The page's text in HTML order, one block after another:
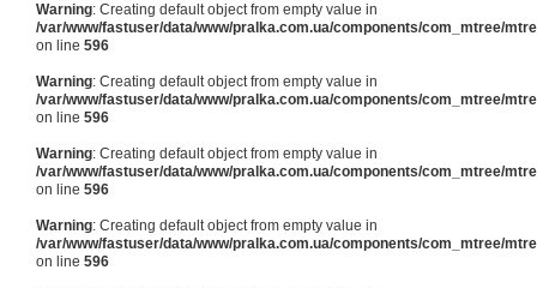
Warning: Creating default object from empty value in
/var/www/fastuser/data/www/pralka.com.ua/components/com_mtree/
on line 596
Warning: Creating default object from empty value in
/var/www/fastuser/data/www/pralka.com.ua/components/com_mtree/
on line 596
Warning: Creating default object from empty value in
/var/www/fastuser/data/www/pralka.com.ua/components/com_mtree/
on line 596
Warning: Creating default object from empty value in
/var/www/fastuser/data/www/pralka.com.ua/components/com_mtree/
on line 596